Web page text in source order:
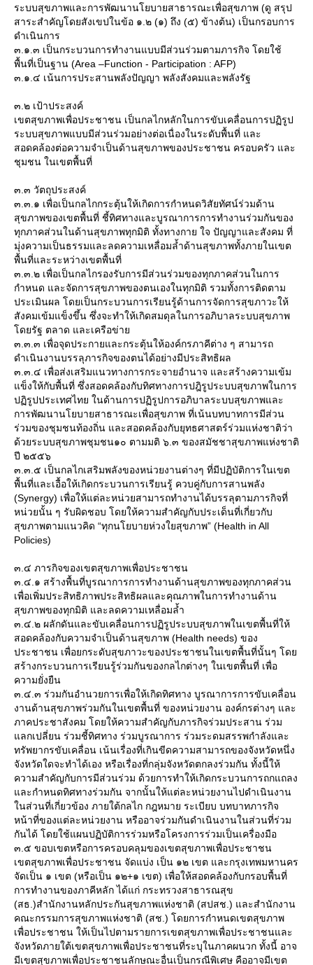
ระบบสุขภาพและการพัฒนานโยบายสาธารณะเพื่อสุขภาพ (ดู สรุป
สาระสำคัญโดยสังเขปในข้อ ๑.๒ (๑) ถึง (๕) ข้างต้น) เป็นกรอบการ
ดำเนินการ
๓.๑.๓ เป็นกระบวนการทำงานแบบมีส่วนร่วมตามภารกิจ โดยใช้
พื้นที่เป็นฐาน (Area –Function - Participation : AFP)
๓.๑.๔ เน้นการประสานพลังปัญญา พลังสังคมและพลังรัฐ
๓.๒ เป้าประสงค์
เขตสุขภาพเพื่อประชาชน เป็นกลไกหลักในการขับเคลื่อนการปฏิรูป
ระบบสุขภาพแบบมีส่วนร่วมอย่างต่อเนื่องในระดับพื้นที่ และ
สอดคล้องต่อความจำเป็นด้านสุขภาพของประชาชน ครอบครัว และ
ชุมชน ในเขตพื้นที่
๓.๓ วัตถุประสงค์
๓.๓.๑ เพื่อเป็นกลไกกระตุ้นให้เกิดการกำหนดวิสัยทัศน์ร่วมด้าน
สุขภาพของเขตพื้นที่ ชี้ทิศทางและบูรณาการการทำงานร่วมกันของ
ทุกภาคส่วนในด้านสุขภาพทุกมิติ ทั้งทางกาย ใจ ปัญญาและสังคม ที่
มุ่งความเป็นธรรมและลดความเหลื่อมล้ำด้านสุขภาพทั้งภายในเขต
พื้นที่และระหว่างเขตพื้นที่
๓.๓.๒ เพื่อเป็นกลไกรองรับการมีส่วนร่วมของทุกภาคส่วนในการ
กำหนด และจัดการสุขภาพของตนเองในทุกมิติ รวมทั้งการติดตาม
ประเมินผล โดยเป็นกระบวนการเรียนรู้ด้านการจัดการสุขภาวะให้
สังคมเข้มแข็งขึ้น ซึ่งจะทำให้เกิดสมดุลในการอภิบาลระบบสุขภาพ
ดยรัฐ ตลาด และเครือข่า
๓.๓.๓ เพื่อจุดประกายและกระตุ้นให้องค์กรภาคีต่าง ๆ สามารถ
ดำเนินงานบรรลุภารกิจของตนได้อย่างมีประสิทธิผล
๓.๓.๔ เพื่อส่งเสริมแนวทางการกระจายอำนาจ และสร้างความเข้ม
ข็งให้กับพื้นที่ ซึ่งสอดคล้องกับทิศทางการปฎิรูประบบสุขภาพในการ
ปฏิรูปประเทศไทย ในด้านการปฏิรูปการอภิบาลระบบสุขภาพและ
การพัฒนานโยบายสาธารณะเพื่อสุขภาพ ที่เน้นบทบาทการมีส่วน
ร่วมของชุมชนท้องถิ่น และสอดคล้องกับยุทธศาสตร์ร่วมแห่งชาติว่า
ด้วยระบบสุขภาพชุมชน๑๐ ตามมติ ๖.๓ ของสมัชชาสุขภาพแห่งชาติ
ปี ๒๕๕๖
๓.๓.๕ เป็นกลไกเสริมพลังของหน่วยงานต่างๆ ที่มีปฏิบัติการในเขต
พื้นที่และเอื้อให้เกิดกระบวนการเรียนรู้ ควบคู่กับการสานพลัง
(Synergy) เพื่อให้แต่ละหน่วยสามารถทำงานได้บรรลุตามภารกิจที่
หน่วยนั้น ๆ รับผิดชอบ โดยให้ความสำคัญกับประเด็นที่เกี่ยวกับ
สุขภาพตามแนวคิด “ทุกนโยบายห่วงใยสุขภาพ” (Health in All
Policies)
๓.๔ ภารกิจของเขตสุขภาพเพื่อประชาชน
๓.๔.๑ สร้างพื้นที่บูรณาการการทำงานด้านสุขภาพของทุกภาคส่วน
เพื่อเพิ่มประสิทธิภาพประสิทธิผลและคุณภาพในการทำงานด้าน
สุขภาพของทุกมิติ และลดความเหลื่อมล้ำ
๓.๔.๒ ผลักดันและขับเคลื่อนการปฏิรูประบบสุขภาพในเขตพื้นที่ให้
สอดคล้องกับความจำเป็นด้านสุขภาพ (Health needs) ของ
ประชาชน เพื่อยกระดับสุขภาวะของประชาชนในเขตพื้นที่นั้นๆ โด
สร้างกระบวนการเรียนรู้ร่วมกันของกลไกต่างๆ ในเขตพื้นที่ เพื่อ
ความยั่งยืน
๓.๔.๓ ร่วมกันอำนวยการเพื่อให้เกิดทิศทาง บูรณาการการขับเคลื่อน
งานด้านสุขภาพร่วมกันในเขตพื้นที่ ของหน่วยงาน องค์กรต่างๆ และ
ภาคประชาสังคม โดยให้ความสำคัญกับภารกิจร่วมประสาน ร่วม
ลกเปลี่ยน ร่วมชี้ทิศทาง ร่วมบูรณาการ ร่วมระดมสรรพกำลังและ
ทรัพยากรขับเคลื่อน เน้นเรื่องที่เกินขีดความสามารถของจังหวัดหนึ่ง
จังหวัดใดจะทำได้เอง หรือเรื่องที่กลุ่มจังหวัดตกลงร่วมกัน ทั้งนี้ให้
ความสำคัญกับการมีส่วนร่วม ด้วยการทำให้เกิดกระบวนการถกแถลง
ละกำหนดทิศทางร่วมกัน จากนั้นให้แต่ละหน่วยงานไปดำเนินงาน
นส่วนที่เกี่ยวข้อง ภายใต้กลไก กฎหมาย ระเบียบ บทบาทภารกิจ
หน้าที่ของแต่ละหน่วยงาน หรืออาจร่วมกันดำเนินงานในส่วนที่ร่วม
กันได้ โดยใช้แผนปฏิบัติการร่วมหรือโครงการร่วมเป็นเครื่องมือ
๓.๕ ขอบเขตหรือการครอบคลุมของเขตสุขภาพเพื่อประชาชน
เขตสุขภาพเพื่อประชาชน จัดแบ่ง เป็น ๑๒ เขต และกรุงเทพมหานคร
จัดเป็น ๑ เขต (หรือเป็น ๑๒+๑ เขต) เพื่อให้สอดคล้องกับกรอบพื้นที่
การทำงานของภาคีหลัก ได้แก่ กระทรวงสาธารณสุข
(สธ.)สำนักงานหลักประกันสุขภาพแห่งชาติ (สปสช.) และสำนักงาน
คณะกรรมการสุขภาพแห่งชาติ (สช.) โดยการกำหนดเขตสุขภาพ
เพื่อประชาชน ให้เป็นไปตามรายการเขตสุขภาพเพื่อประชาชนและ
จังหวัดภายใต้เขตสุขภาพเพื่อประชาชนที่ระบุในภาคผนวก ทั้งนี้ อาจ
มีเขตสุขภาพเพื่อประชาชนลักษณะอื่นเป็นกรณีพิเศษ คืออาจมีเขต